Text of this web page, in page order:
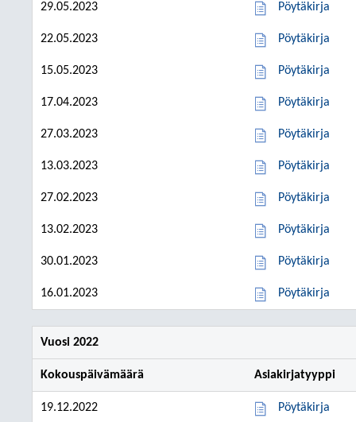
29.05.2023 Pöytäkirja
22.05.2023 Pöytäkirja
15.05.2023 Pöytäkirja
17.04.2023 Pöytäkirja
27.03.2023 Pöytäkirja
13.03.2023 Pöytäkirja
27.02.2023 Pöytäkirja
13.02.2023 Pöytäkirja
30.01.2023 Pöytäkirja
16.01.2023 Pöytäkirja
Vuosi 2022
Kokouspäivämäärä Asiakirjatyyppi
19.12.2022 Pöytäkirja